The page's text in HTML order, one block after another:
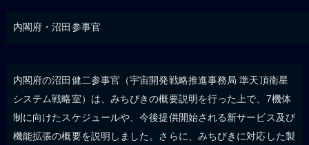
内閣府・沼田参事官
内閣府の沼田健二参事官（宇宙開発戦略推進事務局 準天頂衛星
システム戦略室）は、みちびきの概要説明を行った上で、7機体
制に向けたスケジュールや、今後提供開始される新サービス及び
機能拡張の概要を説明しました。さらに、みちびきに対応した製